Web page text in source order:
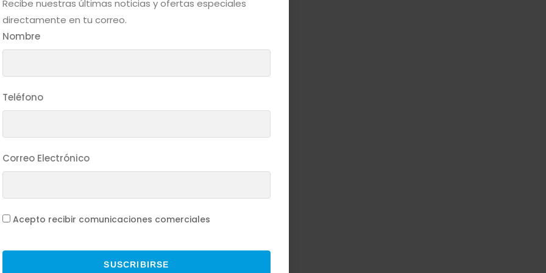
Recibe nuestras últimas noticias y ofertas especiales
directamente en tu correo.
Nombre
Teléfono
Correo Electrónico
Acepto recibir comunicaciones comerciales
SUSCRIBIRSE